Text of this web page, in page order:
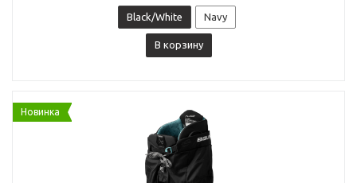
Black/White Navy
В корзину
Новинка